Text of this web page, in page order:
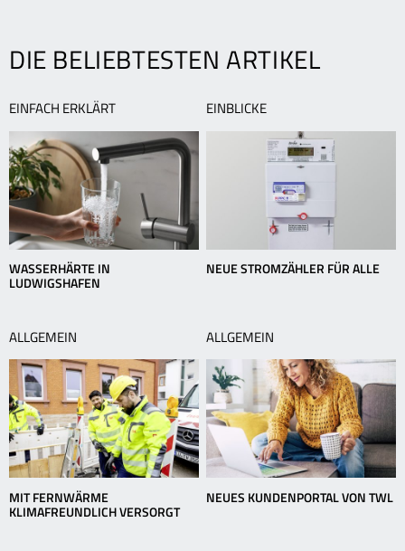
Rezeptidee
von
Cordier
DIE BELIEBTESTEN ARTIKEL
EINFACH ERKLÄRT
WASSERHÄRTE IN
LUDWIGSHAFEN
EINBLICKE
NEUE STROMZÄHLER FÜR ALLE
ALLGEMEIN
MIT FERNWÄRME
KLIMAFREUNDLICH VERSORGT
ALLGEMEIN
NEUES KUNDENPORTAL VON TWL